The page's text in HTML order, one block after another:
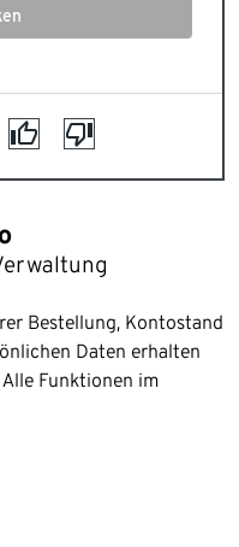
Bestellung, Kontostand
Daten erhalten
Funktionen im